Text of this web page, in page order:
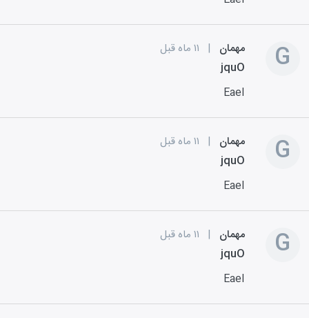
G مهمان | ۱۱ ماه قبل
jquO
EaeI
G مهمان | ۱۱ ماه قبل
jquO
EaeI
G مهمان | ۱۱ ماه قبل
jquO
EaeI